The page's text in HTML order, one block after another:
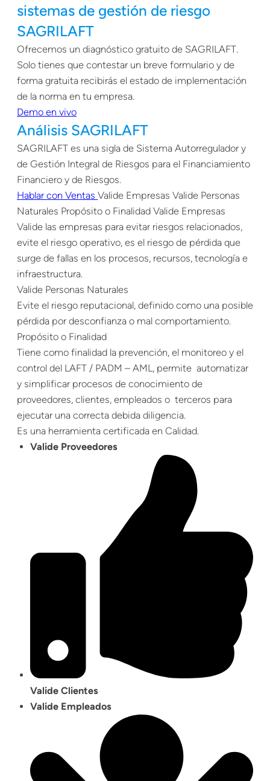
sistemas de gestión de riesgo
SAGRILAFT
Ofrecemos un diagnóstico gratuito de SAGRILAFT.
Solo tienes que contestar un breve formulario y de
forma gratuita recibirás el estado de implementación
de la norma en tu empresa.
Demo en vivo
Análisis SAGRILAFT
SAGRILAFT es una sigla de Sistema Autorregulador y
de Gestión Integral de Riesgos para el Financiamiento
Financiero y de Riesgos.
Hablar con Ventas Valide Empresas Valide Personas
Naturales Propósito o Finalidad Valide Empresas
Valide las empresas para evitar riesgos relacionados,
evite el riesgo operativo, es el riesgo de pérdida que
surge de fallas en los procesos, recursos, tecnología e
infraestructura.
Valide Personas Naturales
Evite el riesgo reputacional, definido como una posible
pérdida por desconfianza o mal comportamiento.
Propósito o Finalidad
Tiene como finalidad la prevención, el monitoreo y el
control del LAFT / PADM – AML, permite automatizar
y simplificar procesos de conocimiento de
proveedores, clientes, empleados o terceros para
ejecutar una correcta debida diligencia.
Es una herramienta certificada en Calidad.
Valide Proveedores
Valide Clientes
Valide Empleados